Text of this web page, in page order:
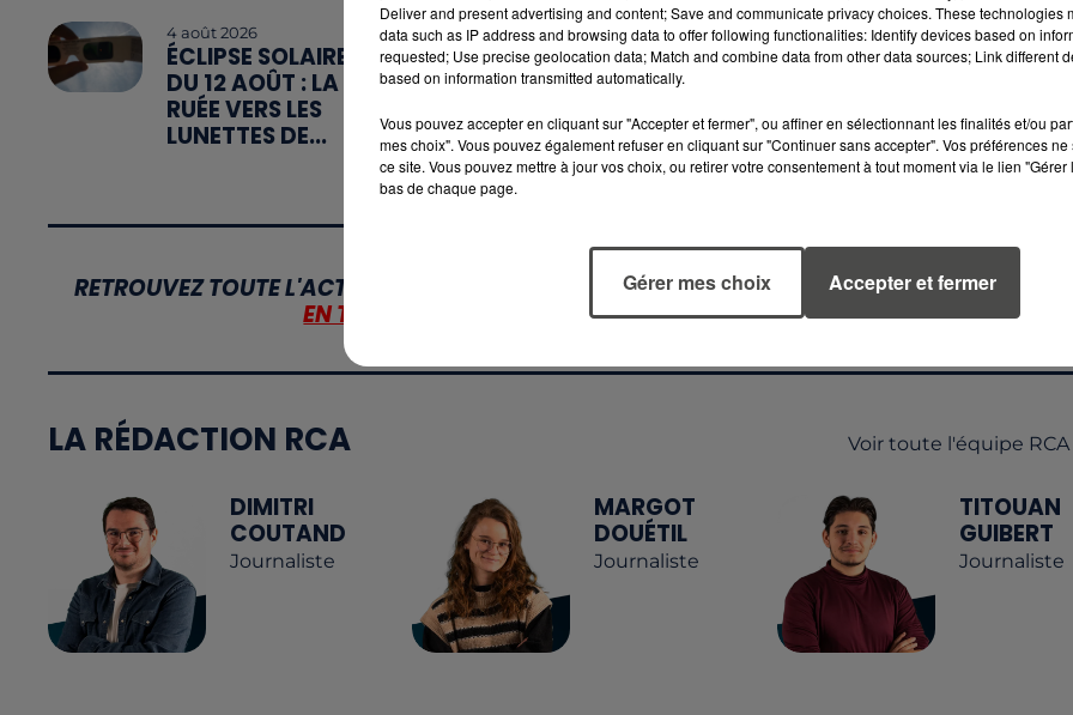
4 août 2026
ÉCLIPSE SOLAIRE
DU 12 AOÛT : LA
RUÉE VERS LES
LUNETTES DE...
4 août 2026
CAMPING-CAR :
CE QUE VOUS
FAIRE... ET LES
ERREURS...
3 août 2026
ASSURANCES :
DE LA « TAXE
ATTENTAT »...
RETROUVEZ TOUTE L'ACTU DE LA RÉGION ET RECEVEZ LES ALERTES INFOS DE LA RÉDACTION
EN TÉLÉCHARGEANT L'APPLICATION MOBILE RCA
LA RÉDACTION RCA Voir toute l'équipe RCA
DIMITRI
COUTAND
Journaliste
MARGOT
DOUÉTIL
Journaliste
TITOUAN
GUIBERT
Journaliste
Deliver and present advertising and content; Save and communicate privacy choices. These technologies
data such as IP address and browsing data to offer following functionalities: Identify devices based on
requested; Use precise geolocation data; Match and combine data from other data sources; Link different
based on information transmitted automatically.
Vous pouvez accepter en cliquant sur "Accepter et fermer", ou affiner en sélectionnant les finalités et/ou
mes choix". Vous pouvez également refuser en cliquant sur "Continuer sans accepter". Vos préférences
ce site. Vous pouvez mettre à jour vos choix, ou retirer votre consentement à tout moment via le lien
bas de chaque page.
Gérer mes choix Accepter et fermer